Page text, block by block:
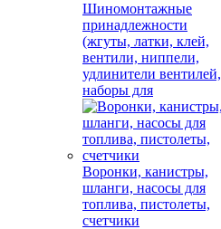
Шиномонтажные
принадлежности
(жгуты, латки, клей,
вентили, ниппели,
удлинители вентилей,
наборы для
Воронки, канистры,
шланги, насосы для
топлива, пистолеты,
счетчики